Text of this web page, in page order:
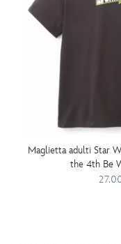
Maglietta adulti Star
the 4th Be